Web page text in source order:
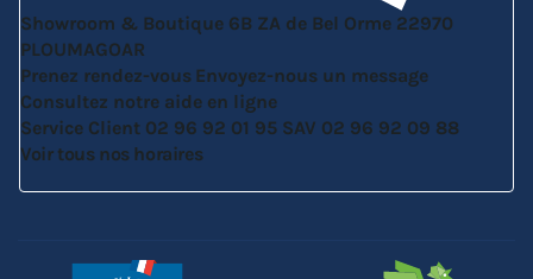
Showroom & Boutique 6B ZA de Bel Orme 22970
PLOUMAGOAR
Prenez rendez-vous Envoyez-nous un message
Consultez notre aide en ligne
Service Client 02 96 92 01 95 SAV 02 96 92 09 88
Voir tous nos horaires